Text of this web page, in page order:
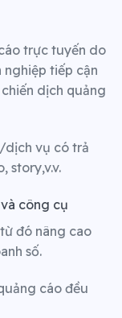
trực tuyến do
tiếp cận
dịch quảng
dịch vụ có trả
story,v.v.
công cụ
đó nâng cao
số.
cáo đều